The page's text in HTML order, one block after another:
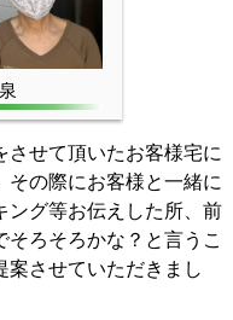
せて頂いたお客様宅に
その際にお客様と一緒に
ング等お伝えした所、前
そろそろかな？と言うこ
案させていただきまし